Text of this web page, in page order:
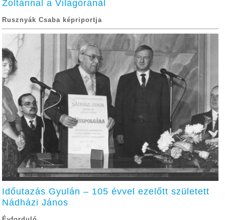
Zoltánnal a Világóránál
Rusznyák Csaba képriportja
Időutazás Gyulán – 105 évvel ezelőtt született
Nádházi János